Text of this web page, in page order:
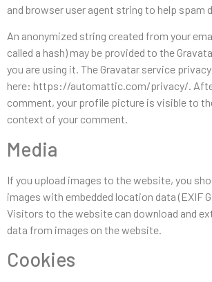
and browser user agent string to help spam
An anonymized string created from your
called a hash) may be provided to the
you are using it. The Gravatar service
here: https://automattic.com/privacy/.
comment, your profile picture is visible to
context of your comment.
Media
If you upload images to the website, you
images with embedded location data (EXIF
Visitors to the website can download and
data from images on the website.
Cookies